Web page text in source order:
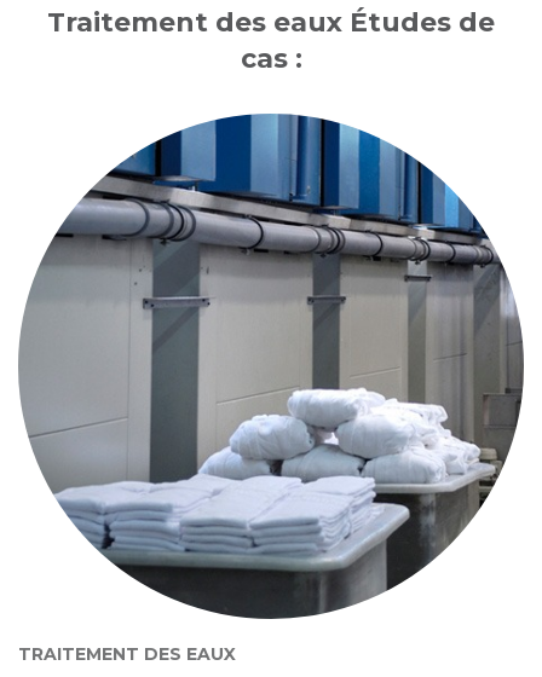
Traitement des eaux Études de
cas :
TRAITEMENT DES EAUX